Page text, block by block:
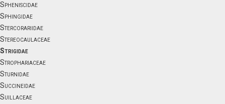
Spheniscidae
Sphingidae
Stercorariidae
Stereocaulaceae
Strigidae
Strophariaceae
Sturnidae
Succineidae
Suillaceae